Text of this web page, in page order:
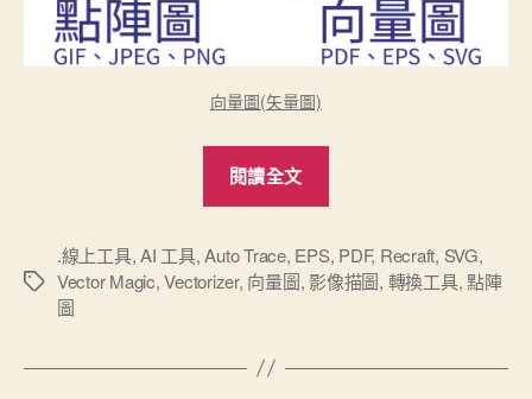
向量圖(矢量圖)
閱讀全文
轉
為
標
.線上工具,AI 工具,Auto Trace, EPS, PDF, Recraft, SVG,
Vector Magic,Vectorizer, 向量圖, 影像描圖, 轉換工具,點陣
圖